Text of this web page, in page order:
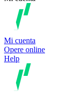
Mi cuenta
Opere online
Help